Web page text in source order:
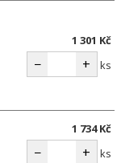
1 301 Kč
− + ks
1 734 Kč
− + ks